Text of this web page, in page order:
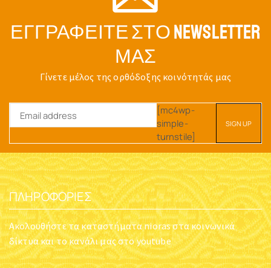
ΕΓΓΡΑΦΕΊΤΕ ΣΤΟ NEWSLETTER
ΜΑΣ
Γίνετε μέλος της ορθόδοξης κοινότητάς μας
[mc4wp-
simple-
turnstile]
ΠΛΗΡΟΦΟΡΊΕΣ
Ακολουθήστε τα καταστήματα nioras στα κοινωνικά
δίκτυα και το κανάλι μας στο youtube